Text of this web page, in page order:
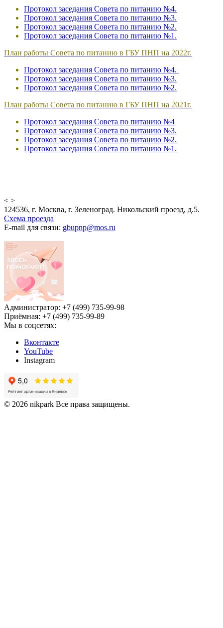
Протокол заседания Совета по питанию №4.
Протокол заседания Совета по питанию №3.
Протокол заседания Совета по питанию №2.
Протокол заседания Совета по питанию №1.
План работы Совета по питанию в ГБУ ПНП на 2022г.
Протокол заседания Совета по питанию №4.
Протокол заседания Совета по питанию №3.
Протокол заседания Совета по питанию №2.
План работы Совета по питанию в ГБУ ПНП на 2021г.
Протокол заседания Совета по питанию №4
Протокол заседания Совета по питанию №3.
Протокол заседания Совета по питанию №2.
Протокол заседания Совета по питанию №1.
< >
124536, г. Москва, г. Зеленоград. Никольский проезд, д.5.
Схема проезда
E-mail для связи: gbupnp@mos.ru
Администратор: +7 (499) 735-99-98
Приёмная: +7 (499) 735-99-89
Мы в соцсетях:
Вконтакте
YouTube
Instagram
© 2026 nikpark Все права защищены.